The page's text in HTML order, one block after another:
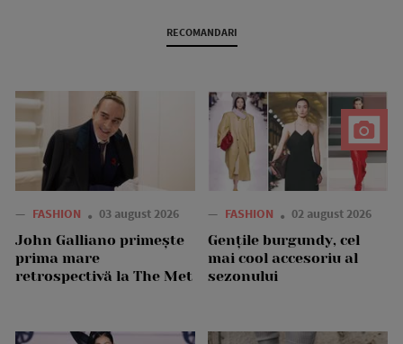
RECOMANDARI
— FASHION 03 august 2026
John Galliano primește
prima mare
retrospectivă la The Met
— FASHION 02 august 2026
Gențile burgundy, cel
mai cool accesoriu al
sezonului